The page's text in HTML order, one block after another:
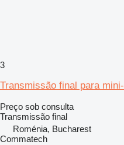
3
Transmissão final para
Preço sob consulta
Transmissão final
Roménia, Bucharest
Commatech